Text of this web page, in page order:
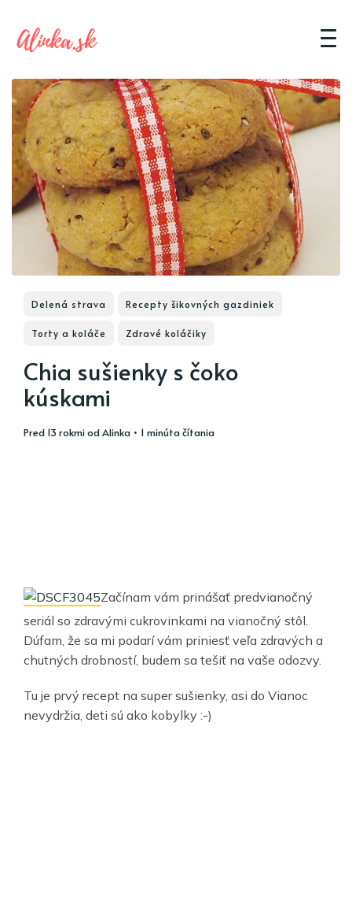
Delená strava Recepty šikovných gazdiniek
Torty a koláče Zdravé koláčiky
Chia sušienky s čoko
kúskami
pred 13 rokmiodAlinka • 1 minúta čítania
Začínam vám prinášať predvianočný
seriál so zdravými cukrovinkami na vianočný stôl.
Dúfam, že sa mi podarí vám priniesť veľa zdravých a
chutných drobností, budem sa tešiť na vaše odozvy.
Tu je prvý recept na super sušienky, asi do Vianoc
nevydržia, deti sú ako kobylky :-)